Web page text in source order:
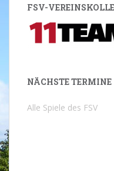
FSV-
NÄCHSTE TERMINE
Alle Spiele des FSV